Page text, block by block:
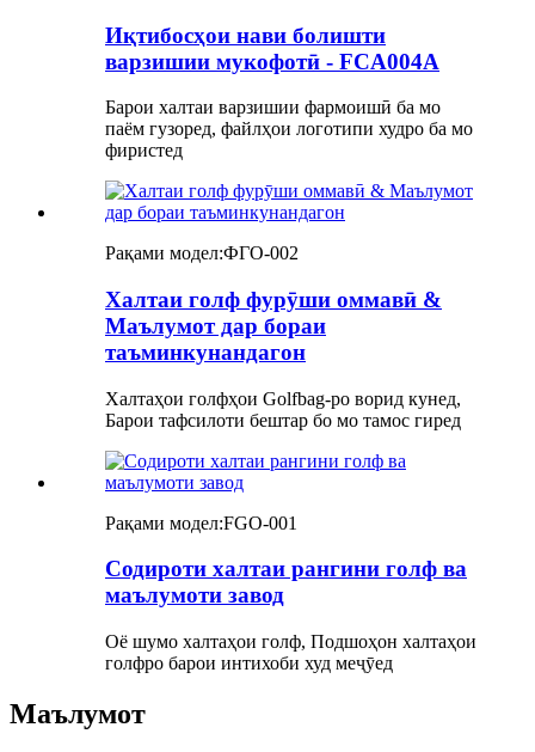
Иқтибосҳои нави болишти
варзишии мукофотӣ - FCA004A
Барои халтаи варзишии фармоишӣ ба мо
паём гузоред, файлҳои логотипи худро ба мо
фиристед
Рақами модел:ФГО-002
Халтаи голф фурӯши оммавӣ &
Маълумот дар бораи
таъминкунандагон
Халтаҳои голфҳои Golfbag-ро ворид кунед,
Барои тафсилоти бештар бо мо тамос гиред
Рақами модел:FGO-001
Содироти халтаи рангини голф ва
маълумоти завод
Оё шумо халтаҳои голф, Подшоҳон халтаҳои
голфро барои интихоби худ меҷӯед
Маълумот